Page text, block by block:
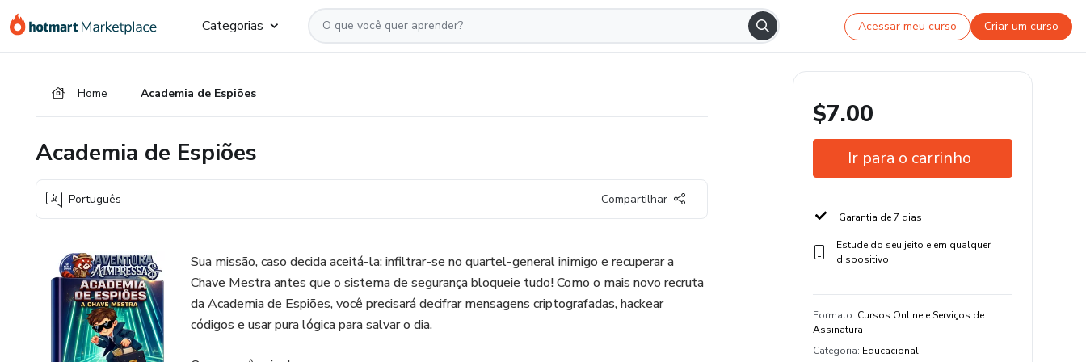
para
para
para
Categorias Acessar meu curso Criar um curso
Home Academia de Espiões
Academia de Espiões
Português Compartilhar
Sua missão, caso decida aceitá-la: infiltrar-se no quartel-general inimigo e recuperar a
Chave Mestra antes que o sistema de segurança bloqueie tudo! Como o mais novo recruta
da Academia de Espiões, você precisará decifrar mensagens criptografadas, hackear
códigos e usar pura lógica para salvar o dia.
$7.00
Ir para o carrinho
Garantia de 7 dias
Estude do seu jeito e em qualquer
dispositivo
Formato: Cursos Online e Serviços de
Assinatura
Categoria: Educacional